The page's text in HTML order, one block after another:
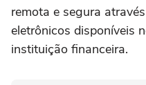
remota e segura
eletrônicos disponíveis
instituição financeira.